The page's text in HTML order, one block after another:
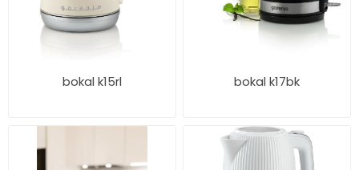
bokal k15rl bokal k17bk